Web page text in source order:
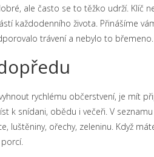
ale často se to těžko udrží. Klíč
každodenního života. Přinášíme
trávení a nebylo to břemeno.
rychlému občerstvení, je mít
k snídani, obědu i večeři. V
luštěniny, ořechy, zeleninu. Když